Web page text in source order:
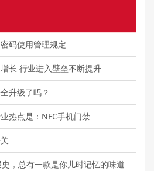
码使用管理规定
长 行业进入壁垒不断提升
升级了吗？
热点是：NFC手机门禁
，总有一款是你儿时记忆的味道